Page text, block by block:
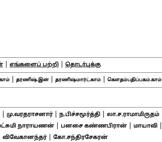
எங்களைப் பற்றி தொடர்புக்கு
| தரணிஷ்.இன்| தரணிஷ்மார்ட்.காம்| கௌதம்பதிப்பகம்.காம்
மு.வரதராசனார்| ந.பிச்சமூர்த்தி லா.ச.ராமாமிருதம்|
நாராயணன்| பனசை கண்ணபிரான்| மாயாவி|
விவேகானந்தர்| கோ.சந்திரசேகரன்